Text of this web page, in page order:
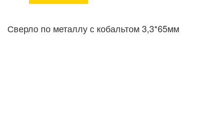
Сверло по металлу с кобальтом 3,3*65мм